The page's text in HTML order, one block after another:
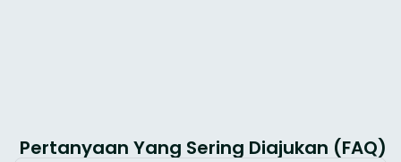
Pertanyaan Yang Sering Diajukan (FAQ)